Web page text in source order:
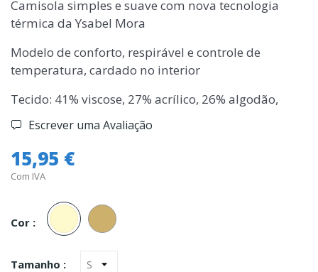
Camisola simples e suave com nova tecnologia
térmica da Ysabel Mora
Modelo de conforto, respirável e controle de
temperatura, cardado no interior
Tecido: 41% viscose, 27% acrílico, 26% algodão,
Escrever uma Avaliação
15,95 €
Com IVA
Cor :
Champanhe
Tamanho :